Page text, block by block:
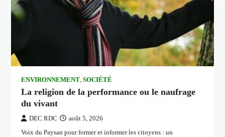
ENVIRONNEMENT,SOCIÉTÉ
La religion de la performance ou le naufrage
du vivant
DEC RDC août 5, 2026
Voix du Paysan pour former et informer les citoyens : un